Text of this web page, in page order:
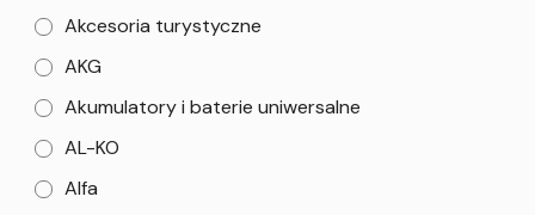
Akcesoria turystyczne
AKG
Akumulatory i baterie uniwersalne
AL-KO
Alfa